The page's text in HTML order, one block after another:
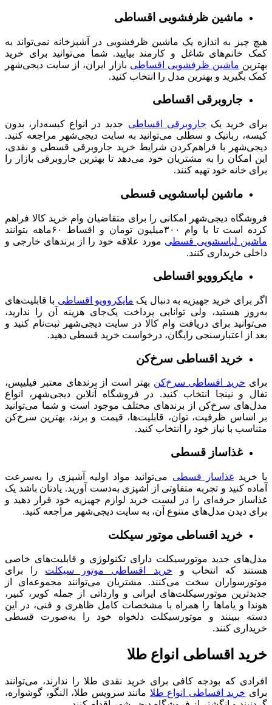
ماشین ظرفشویی اقساطی
هیچ چیز به اندازه یک ماشین ظرفشویی در آشپزخانه نمی‌تواند به
کمک خانم‌های شاغل و کارمند بیایید. شما می‌توانید برای خرید
بهترین ماشین ظرفشویی اقساطی بازار ایران، از سایت دیجی‌شهر
کمک بگیرید و بهترین مدل را انتخاب کنید.
جاروبرقی اقساطی
برای خرید یک جاروبرقی‌ اقساطی جدید در انواع کیسه‌دار، بدون
کیسه، رباتیک و سطلی می‌توانید به سایت دیجی‌شهر مراجعه کنید.
دیجی‌شهر با فراهم‌کردن شرایط خرید جاروبرقی قسطی و نقدی،
این امکان را به مشتریان خود می‌دهد تا بهترین جاروبرقی بازار را
برای خانه خود تهیه کنند.
ماشین لباسشویی قسطی
فروشگاه دیجی‌شهر امکانی را برای متقاضیان وام خرید کالا فراهم
کرده است تا با وام ۳۰۰میلیون تومان و اقساط ۶۰ماهه بتوانند
ماشین لباسشویی قسطی مورد علاقه خود را از برندهای خارجی و
داخلی خریداری کنند.
مایکروویو اقساطی
اگر برای خرید جهیزیه به دنبال یک مایکروویو اقساطی با قابلیت‌‌های
به‌روز هستید، ولی توانایی پرداخت یک‌جای هزینه آن را ندارید،
می‌توانید برای دریافت وام کالا در سایت دیجی‌شهر ثبت‌نام کنید و
بعد از اعتبارسنجی رایگان، درخواست خرید قسطی دهید.
خرید اقساطی سرخ‌کن
برای خرید اقساطی سرخ‌کن بهتر است از برندهای معتبر فیلیپس،
تفال و نینجا انتخاب کنید. در فروشگاه آنلاین دیجی‌شهر، انواع
مدل‌های سرخ‌کن از برندهای مختلف موجود است و شما می‌توانید
بر اساس ظرفیت، توان، قابلیت‌ها، قیمت و برند، بهترین سرخ‌کن
متناسب با نیاز خود را انتخاب کنید.
غذاساز قسطی
با خرید غذاساز قسطی می‌توانید مواد اولیه آشپزی را به‌سرعت
آماده کنید و تجربه متفاوتی از آشپزی به‌دست آورید. یادتان باشد یک
غذاساز حرفه‌ای را در لیست خرید لوازم جهیزیه خود قرار دهید و
برای دیدن مدل‌های متنوع آن، به سایت دیجی‌شهر مراجعه کنید.
خرید اقساطی موتور سیکلت
مدل‌های جدید موتورسیکلت دارای تکنولوژی و قابلیت‌های خاصی
هستند که انتخاب و
خرید اقساطی موتور سیکلت
را برای
موتورسواران سخت می‌کنند. مشتریان می‌توانند مجموعه‌ای از
جدیدترین موتورسیکلت‌های ایرانی و وارداتی از جمله کویر، کبیر،
هوندا و یاماها را همراه با مشخصات کامل ظاهری و فنی، در این
دسته ببینند و موتورسیکلت دلخواه خود را به‌صورت قسطی
خریداری کنند.
خرید اقساطی انواع طلا
افرادی که بودجه کافی برای خرید نقدی طلا را ندارند، می‌توانند
برای خرید اقساطی انواع طلا مانند سرویس طلا، النگو، گوشواره،